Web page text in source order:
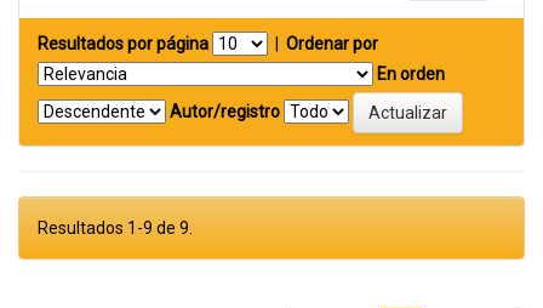
Resultados por página
Ordenar por
En orden
Autor/registro
Resultados 1-9 de 9.